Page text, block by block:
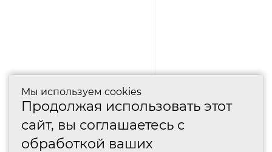
Мы используем cookies
Продолжая использовать этот
сайт, вы соглашаетесь с
обработкой ваших